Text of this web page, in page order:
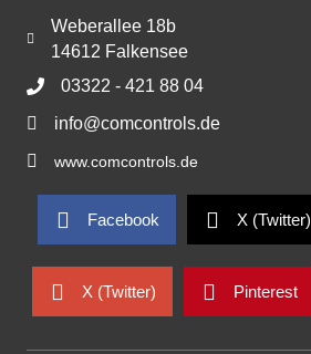
Weberallee 18b
14612 Falkensee
03322 - 421 88 04
info@comcontrols.de
www.comcontrols.de
Facebook X (Twitter)
X (Twitter) Pinterest